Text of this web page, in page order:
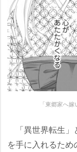
「東郷家へ
「異世界転生」
を手に入れるた